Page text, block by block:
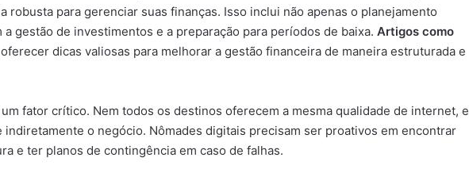
robusta para gerenciar suas finanças. Isso inclui não apenas o planejamento
gestão de investimentos e a preparação para períodos de baixa. Artigos como
dicas valiosas para melhorar a gestão financeira de maneira estruturada e
fator crítico. Nem todos os destinos oferecem a mesma qualidade de internet, e
indiretamente o negócio. Nômades digitais precisam ser proativos em encontrar
e ter planos de contingência em caso de falhas.